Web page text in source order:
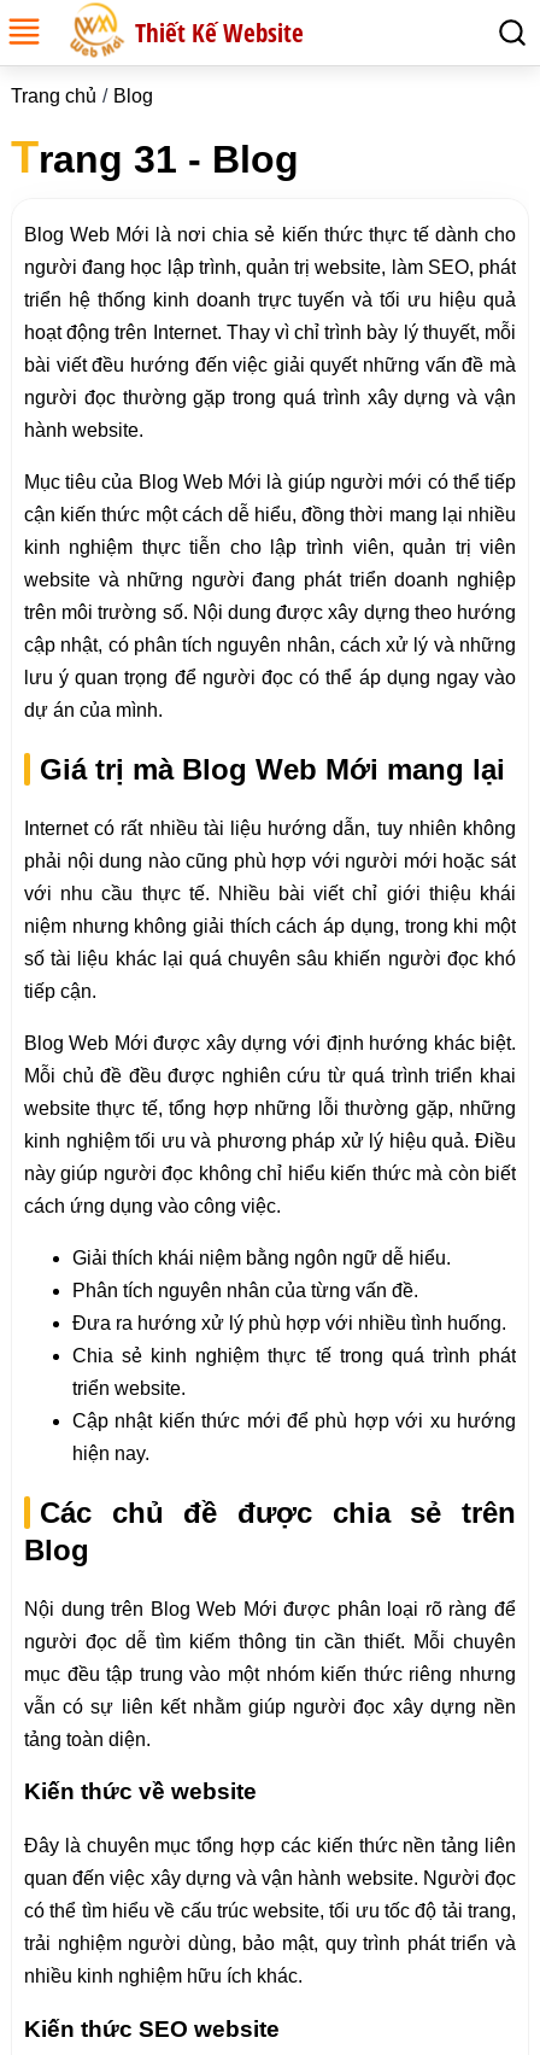
Thiết Kế Website
Trang chủ Blog
Trang 31 - Blog
Blog Web Mới là nơi chia sẻ kiến thức thực tế dành cho
người đang học lập trình, quản trị website, làm SEO, phát
triển hệ thống kinh doanh trực tuyến và tối ưu hiệu quả
hoạt động trên Internet. Thay vì chỉ trình bày lý thuyết, mỗi
bài viết đều hướng đến việc giải quyết những vấn đề mà
người đọc thường gặp trong quá trình xây dựng và vận
hành website.
Mục tiêu của Blog Web Mới là giúp người mới có thể tiếp
cận kiến thức một cách dễ hiểu, đồng thời mang lại nhiều
kinh nghiệm thực tiễn cho lập trình viên, quản trị viên
website và những người đang phát triển doanh nghiệp
trên môi trường số. Nội dung được xây dựng theo hướng
cập nhật, có phân tích nguyên nhân, cách xử lý và những
lưu ý quan trọng để người đọc có thể áp dụng ngay vào
dự án của mình.
Giá trị mà Blog Web Mới mang lại
Internet có rất nhiều tài liệu hướng dẫn, tuy nhiên không
phải nội dung nào cũng phù hợp với người mới hoặc sát
với nhu cầu thực tế. Nhiều bài viết chỉ giới thiệu khái
niệm nhưng không giải thích cách áp dụng, trong khi một
số tài liệu khác lại quá chuyên sâu khiến người đọc khó
tiếp cận.
Blog Web Mới được xây dựng với định hướng khác biệt.
Mỗi chủ đề đều được nghiên cứu từ quá trình triển khai
website thực tế, tổng hợp những lỗi thường gặp, những
kinh nghiệm tối ưu và phương pháp xử lý hiệu quả. Điều
này giúp người đọc không chỉ hiểu kiến thức mà còn biết
cách ứng dụng vào công việc.
Giải thích khái niệm bằng ngôn ngữ dễ hiểu.
Phân tích nguyên nhân của từng vấn đề.
Đưa ra hướng xử lý phù hợp với nhiều tình huống.
Chia sẻ kinh nghiệm thực tế trong quá trình phát
triển website.
Cập nhật kiến thức mới để phù hợp với xu hướng
hiện nay.
Các chủ đề được chia sẻ trên
Blog
Nội dung trên Blog Web Mới được phân loại rõ ràng để
người đọc dễ tìm kiếm thông tin cần thiết. Mỗi chuyên
mục đều tập trung vào một nhóm kiến thức riêng nhưng
vẫn có sự liên kết nhằm giúp người đọc xây dựng nền
tảng toàn diện.
Kiến thức về website
Đây là chuyên mục tổng hợp các kiến thức nền tảng liên
quan đến việc xây dựng và vận hành website. Người đọc
có thể tìm hiểu về cấu trúc website, tối ưu tốc độ tải trang,
trải nghiệm người dùng, bảo mật, quy trình phát triển và
nhiều kinh nghiệm hữu ích khác.
Kiến thức SEO website